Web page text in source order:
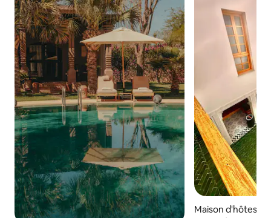
Maison d'hôtes ⋅